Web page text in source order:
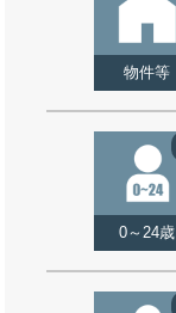
物件等
0～24歳